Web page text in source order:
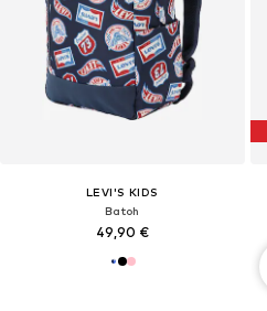
LEVI'S KIDS
Batoh
49,90 €